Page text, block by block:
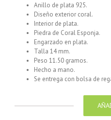
Anillo de plata 925.
Diseño exterior coral.
Interior de plata.
Piedra de Coral Esponja.
Engarzado en plata.
Talla 14 mm.
Peso 11.50 gramos.
Hecho a mano.
Se entrega con bolsa de